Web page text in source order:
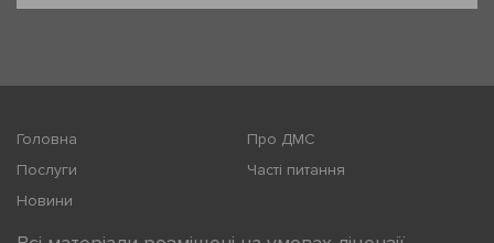
Головна
Про ДМС
Послуги
Часті питання
Новини